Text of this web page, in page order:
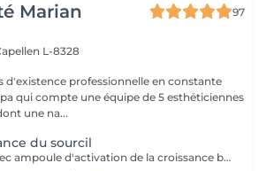
Marian
97
L-8328
d'existence professionnelle en constante
qui compte une équipe de 5 esthéticiennes
une na...
du sourcil
soin du sourcil avec ampoule d'activation de la croissance bulbaire du poil, soin à la kératine et huile de ricin du poil existant, massage stimulant au baume gorgé de vitamines et application d'un masque auto-chauffant à 42 °C afin de pousser les ingrédients au coeur du bulbe et du poil.